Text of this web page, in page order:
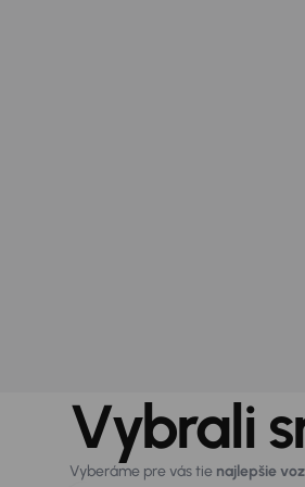
Vybrali
Vyberáme pre vás tie najlepšie